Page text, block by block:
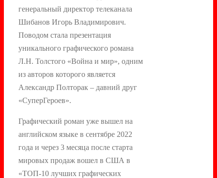
генеральный директор телеканала
Шибанов Игорь Владимирович.
Поводом стала презентация
уникального графического романа
Л.Н. Толстого «Война и мир», одним
из авторов которого является
Александр Полторак – давний друг
«СуперГероев».
Графический роман уже вышел на
английском языке в сентябре 2022
года и через 3 месяца после старта
мировых продаж вошел в США в
«ТОП-10 лучших графических